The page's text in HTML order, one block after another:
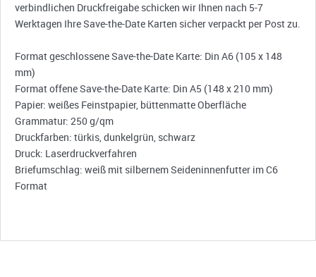
verbindlichen Druckfreigabe schicken wir Ihnen nach 5-7
Werktagen Ihre Save-the-Date Karten sicher verpackt per Post zu.
Format geschlossene Save-the-Date Karte: Din A6 (105 x 148
mm)
Format offene Save-the-Date Karte: Din A5 (148 x 210 mm)
Papier: weißes Feinstpapier, büttenmatte Oberfläche
Grammatur: 250 g/qm
Druckfarben: türkis, dunkelgrün, schwarz
Druck: Laserdruckverfahren
Briefumschlag: weiß mit silbernem Seideninnenfutter im C6
Format